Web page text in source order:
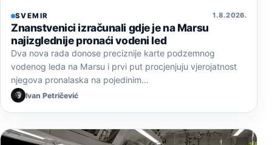
SVEMIR 1. 8. 2026.
Znanstvenici izračunali gdje je na Marsu
najizglednije pronaći vodeni led
Dva nova rada donose preciznije karte podzemnog
vodenog leda na Marsu i prvi put procjenjuju vjerojatnost
njegova pronalaska na pojedinim…
Ivan Petričević